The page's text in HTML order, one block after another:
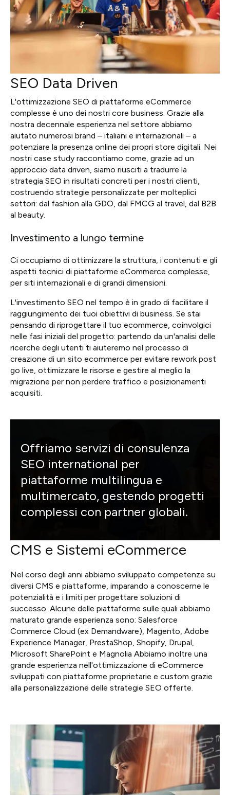
Italiano
SEO Data Driven
L'ottimizzazione SEO di piattaforme eCommerce
complesse è uno dei nostri core business. Grazie alla
nostra decennale esperienza nel settore abbiamo
aiutato numerosi brand – italiani e internazionali – a
potenziare la presenza online dei propri store digitali. Nei
nostri case study raccontiamo come, grazie ad un
approccio data driven, siamo riusciti a tradurre la
strategia SEO in risultati concreti per i nostri clienti,
costruendo strategie personalizzate per molteplici
settori: dal fashion alla GDO, dal FMCG al travel, dal B2B
al beauty.
Investimento a lungo termine
Ci occupiamo di ottimizzare la struttura, i contenuti e gli
aspetti tecnici di piattaforme eCommerce complesse,
per siti internazionali e di grandi dimensioni.
L'investimento SEO nel tempo è in grado di facilitare il
raggiungimento dei tuoi obiettivi di business. Se stai
pensando di riprogettare il tuo ecommerce, coinvolgici
nelle fasi iniziali del progetto: partendo da un'analisi delle
ricerche degli utenti ti aiuteremo nel processo di
creazione di un sito ecommerce per evitare rework post
go live, ottimizzare le risorse e gestire al meglio la
migrazione per non perdere traffico e posizionamenti
acquisiti.
Offriamo servizi di consulenza
SEO international per
piattaforme multilingua e
multimercato, gestendo progetti
complessi con partner globali.
CMS e Sistemi eCommerce
Nel corso degli anni abbiamo sviluppato competenze su
diversi CMS e piattaforme, imparando a conoscerne le
potenzialità e i limiti per progettare soluzioni di
successo. Alcune delle piattaforme sulle quali abbiamo
maturato grande esperienza sono: Salesforce
Commerce Cloud (ex Demandware), Magento, Adobe
Experience Manager, PrestaShop, Shopify, Drupal,
Microsoft SharePoint e Magnolia Abbiamo inoltre una
grande esperienza nell'ottimizzazione di eCommerce
sviluppati con piattaforme proprietarie e custom grazie
alla personalizzazione delle strategie SEO offerte.